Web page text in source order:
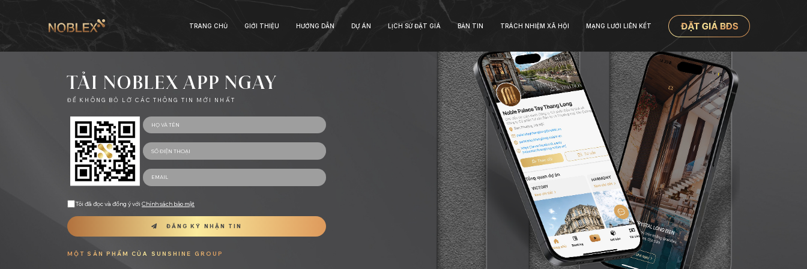
TRANG CHỦ GIỚI THIỆU HƯỚNG DẪN DỰ ÁN LỊCH SỬ ĐẶT GIÁ BẢN TIN TRÁCH NHIỆM XÃ HỘI MẠNG LƯỚI LIÊN KẾT
TẢI NOBLEX APP NGAY
ĐỂ KHÔNG BỎ LỠ CÁC THÔNG TIN MỚI NHẤT
Tôi đã đọc và đồng ý với Chính sách bảo mật
ĐĂNG KÝ NHẬN TIN
MỘT SẢN PHẨM CỦA SUNSHINE GROUP